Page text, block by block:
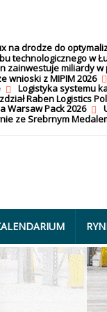
na drodze do
technologicznego w
zainwestuje miliardy w
wnioski z MIPIM 2026
Logistyka systemu
Raben Logistics
Warsaw Pack 2026
ze Srebrnym